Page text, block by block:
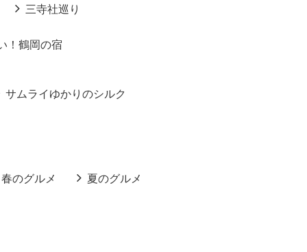
三寺社巡り
！鶴岡の宿
サムライゆかりのシルク
春のグルメ 夏のグルメ